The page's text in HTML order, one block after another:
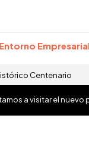
Empresarial
Centenario
a visitar el